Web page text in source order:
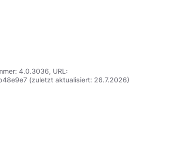
4.0.3036, URL:
(zuletzt aktualisiert: 26.7.2026)